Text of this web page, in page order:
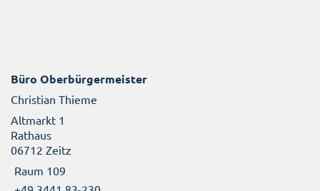
Büro Oberbürgermeister
Christian Thieme
Altmarkt 1
Rathaus
06712 Zeitz
Raum 109